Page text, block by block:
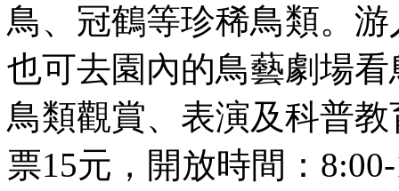
鳥、冠鶴等珍稀鳥類。
也可去園內的鳥藝劇場
鳥類觀賞、表演及科普
票15元，開放時間：